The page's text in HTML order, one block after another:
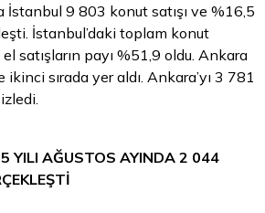
İstanbul 9 803 konut satışı ve %16,5
İstanbul’daki toplam konut
satışların payı %51,9 oldu. Ankara
sırada yer aldı. Ankara’yı 3 781
YILI AĞUSTOS AYINDA 2 044